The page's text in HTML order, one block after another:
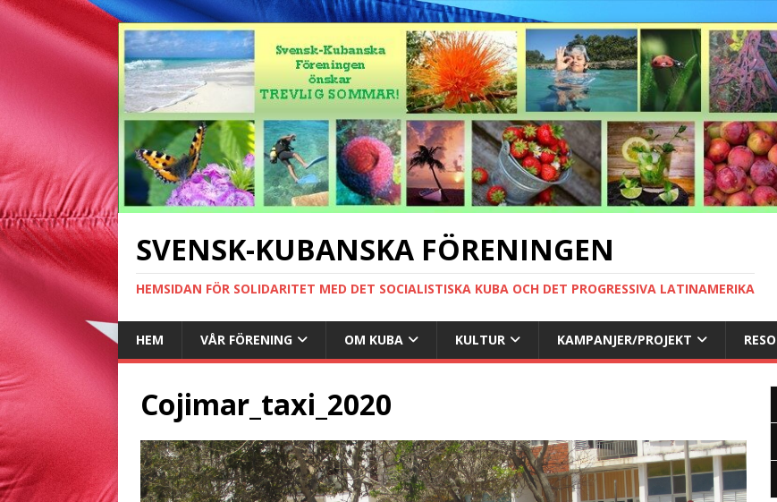
SVENSK-KUBANSKA FÖRENINGEN
HEMSIDAN FÖR SOLIDARITET MED DET SOCIALISTISKA KUBA OCH DET PROGRESSIVA LATINAMERIKA
HEM VÅR FÖRENING OM KUBA KULTUR KAMPANJER/PROJEKT
Cojimar_taxi_2020